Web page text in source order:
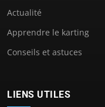
Actualité
Apprendre le karting
Conseils et astuces
LIENS UTILES